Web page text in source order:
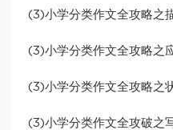
(3)小学分类作文全攻略之
(3)小学分类作文全攻略之
(3)小学分类作文全攻略之
(3)小学分类作文全攻破之